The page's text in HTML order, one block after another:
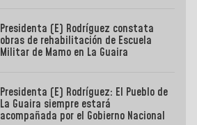
Presidenta (E) Rodríguez constata
obras de rehabilitación de Escuela
Militar de Mamo en La Guaira
Presidenta (E) Rodríguez: El Pueblo de
La Guaira siempre estará
acompañada por el Gobierno Nacional